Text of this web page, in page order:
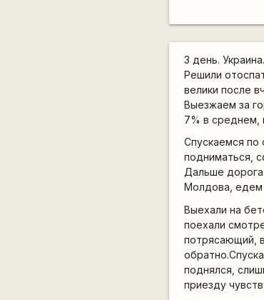
3 день. Украина.
Решили
велики после
Выезжаем за
7% в среднем,
Спускаемся по
подниматься,
Дальше дорога
Молдова, едем
Выехали на
поехали
потрясающий,
поднялся,
приезду